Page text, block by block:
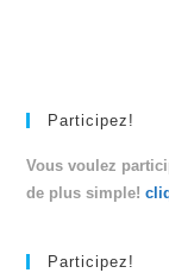
Participez!
Vous voulez
de plus simple!
Participez!